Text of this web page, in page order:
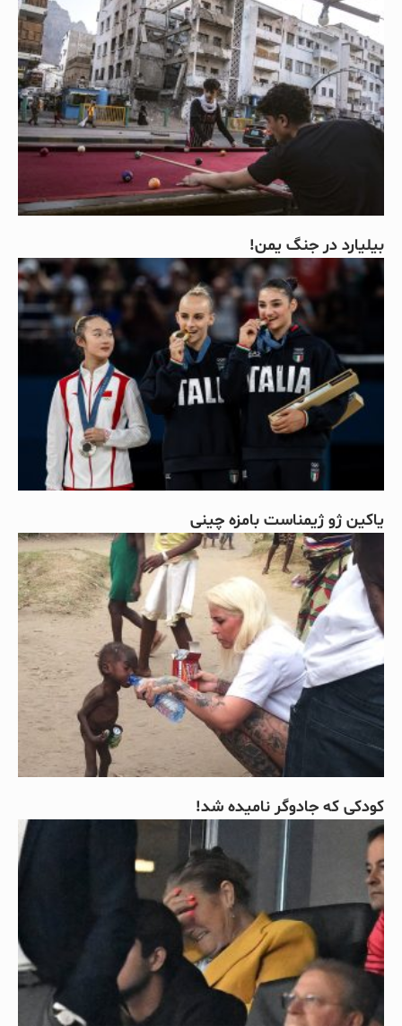
بیلیارد در جنگ یمن!
یاکین ژو ژیمناست بامزه چینی
کودکی که جادوگر نامیده شد!